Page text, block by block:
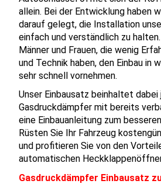
allein. Bei der Entwicklung haben
darauf gelegt, die Installation
einfach und verständlich zu
Männer und Frauen, die wenig
und Technik haben, den Einbau in
sehr schnell vornehmen.
Unser Einbausatz beinhaltet
Gasdruckdämpfer mit bereits
eine Einbauanleitung zum
Rüsten Sie Ihr Fahrzeug
und profitieren Sie von den
automatischen
Gasdruckdämpfer Einbausatz